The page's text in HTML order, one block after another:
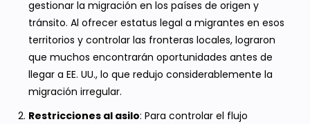
gestionar la migración en los países de origen y
tránsito. Al ofrecer estatus legal a migrantes en esos
territorios y controlar las fronteras locales, lograron
que muchos encontrarán oportunidades antes de
llegar a EE. UU., lo que redujo considerablemente la
migración irregular.
Restricciones al asilo: Para controlar el flujo